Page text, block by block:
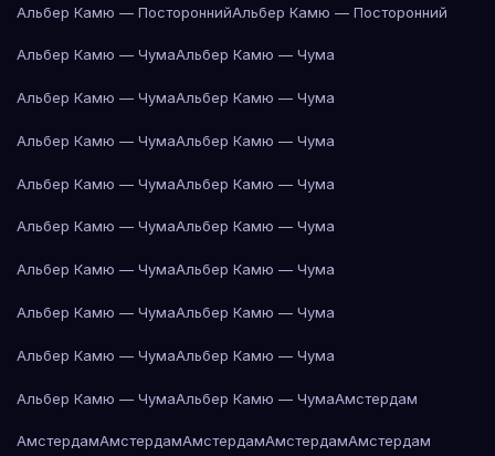
Альбер Камю — ПостороннийАльбер Камю — Посторонний
Альбер Камю — ЧумаАльбер Камю — Чума
Альбер Камю — ЧумаАльбер Камю — Чума
Альбер Камю — ЧумаАльбер Камю — Чума
Альбер Камю — ЧумаАльбер Камю — Чума
Альбер Камю — ЧумаАльбер Камю — Чума
Альбер Камю — ЧумаАльбер Камю — Чума
Альбер Камю — ЧумаАльбер Камю — Чума
Альбер Камю — ЧумаАльбер Камю — Чума
Альбер Камю — ЧумаАльбер Камю — ЧумаАмстердам
АмстердамАмстердамАмстердамАмстердамАмстердам